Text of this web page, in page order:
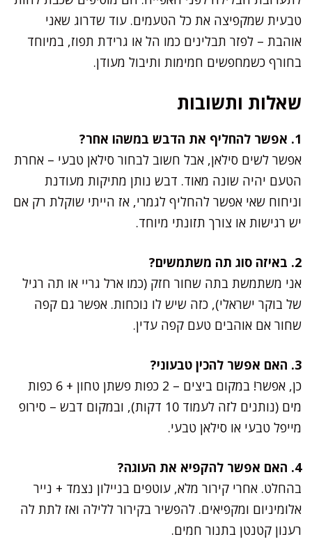
טבעית שמקפיצה את כל הטעמים. עוד שדרוג שאני
אוהבת – לפזר תבלינים כמו הל או גרידת תפוז, במיוחד
בחורף כשמחפשים חמימות ותיבול מעודן.
שאלות ותשובות
1. אפשר להחליף את הדבש במשהו אחר?
אפשר לשים סילאן, אבל חשוב לבחור סילאן טבעי – אחרת
הטעם יהיה שונה מאוד. דבש נותן מתיקות מעודנת
וניחוח שאי אפשר להחליף לגמרי, אז הייתי שוקלת רק אם
יש רגישות או צורך תזונתי מיוחד.
2. באיזה סוג תה משתמשים?
אני משתמשת בתה שחור חזק (כמו ארל גריי או תה רגיל
של בוקר ישראלי), כזה שיש לו נוכחות. אפשר גם קפה
שחור אם אוהבים טעם קפה עדין.
3. האם אפשר להכין טבעוני?
כן, אפשר! במקום ביצים – 2 כפות פשתן טחון + 6 כפות
מים (נותנים לזה לעמוד 10 דקות), ובמקום דבש – סירופ
מייפל טבעי או סילאן טבעי.
4. האם אפשר להקפיא את העוגה?
בהחלט. אחרי קירור מלא, עוטפים בניילון נצמד + נייר
אלומיניום ומקפיאים. להפשיר בקירור ללילה ואז לתת לה
רענון קטנטן בתנור חמים.